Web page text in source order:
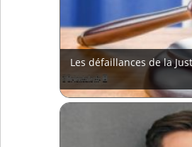
Les défaillances de la